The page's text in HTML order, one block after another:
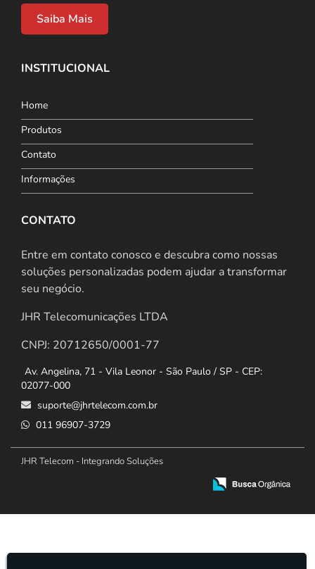
Saiba Mais
INSTITUCIONAL
Home
Produtos
Contato
Informações
CONTATO
Entre em contato conosco e descubra como nossas
soluções personalizadas podem ajudar a transformar
seu negócio.
JHR Telecomunicações LTDA
CNPJ: 20712650/0001-77
Av. Angelina, 71 - Vila Leonor - São Paulo / SP - CEP:
02077-000
suporte@jhrtelecom.com.br
011 96907-3729
JHR Telecom - Integrando Soluções